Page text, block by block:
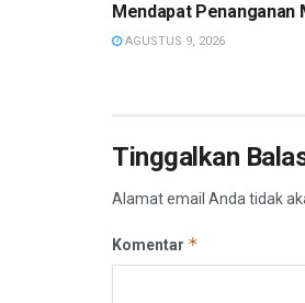
Mendapat Penanganan
AGUSTUS 9, 2026
Tinggalkan
Alamat email Anda tidak
Komentar *